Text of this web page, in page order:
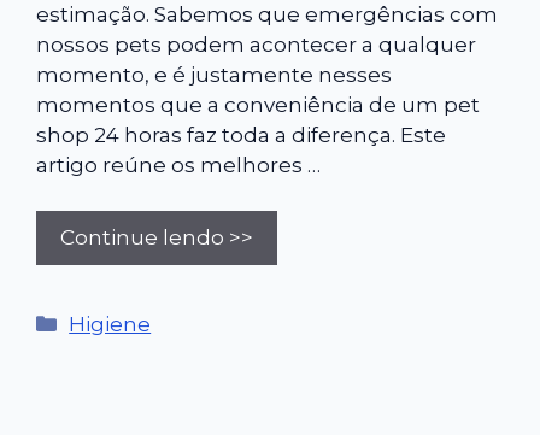
estimação. Sabemos que emergências com
nossos pets podem acontecer a qualquer
momento, e é justamente nesses
momentos que a conveniência de um pet
shop 24 horas faz toda a diferença. Este
artigo reúne os melhores …
Continue lendo >>
Categorias
Higiene